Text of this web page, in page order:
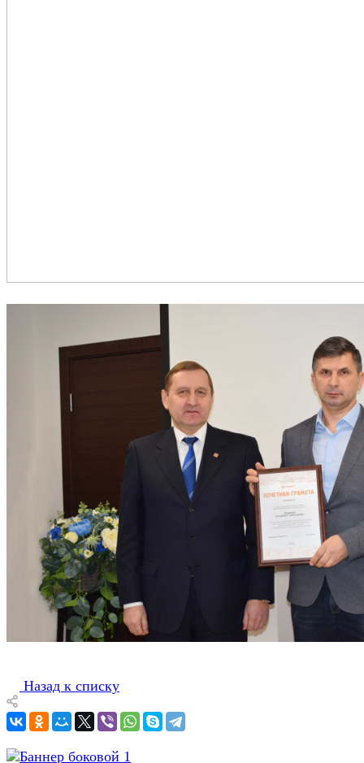
Назад к списку